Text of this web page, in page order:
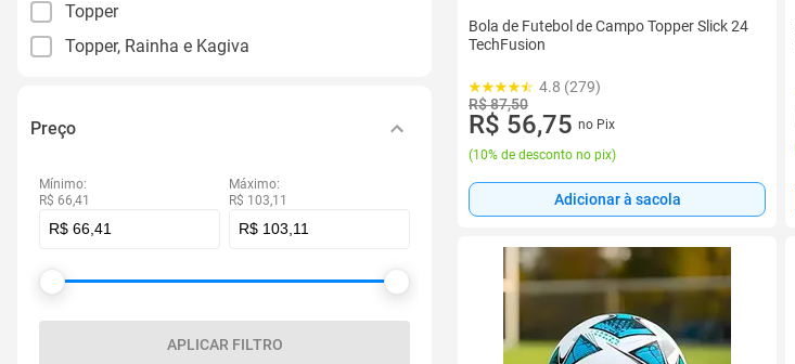
Topper
Topper, Rainha e Kagiva
Preço
Mínimo:
R$ 66,41
Máximo:
R$ 103,11
APLICAR FILTRO
Bola de Futebol de Campo Topper Slick 24
TechFusion
4.8 (279)
R$ 87,50
R$ 56,75 no Pix
(10% de desconto no pix)
Adicionar à sacola